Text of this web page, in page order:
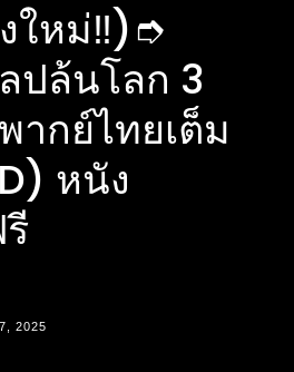
ใหม่‼️)➮
ปล้นโลก 3
ากย์ไทยเต็ม
หนัง
2025